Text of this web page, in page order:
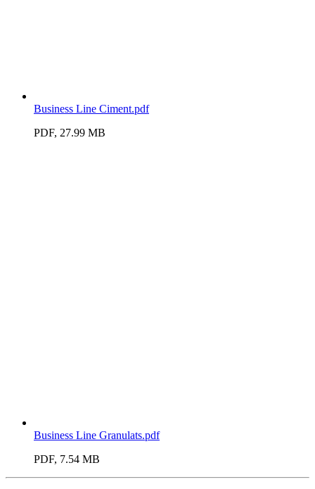
Business Line Ciment.pdf
PDF, 27.99 MB
Business Line Granulats.pdf
PDF, 7.54 MB